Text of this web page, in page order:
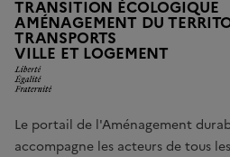
TRANSITION ÉCOLOGIQUE
AMÉNAGEMENT DU
TRANSPORTS
VILLE ET LOGEMENT
Liberté, Égalité, Fraternité
Le portail de l'Aménagement
accompagne les acteurs de tous